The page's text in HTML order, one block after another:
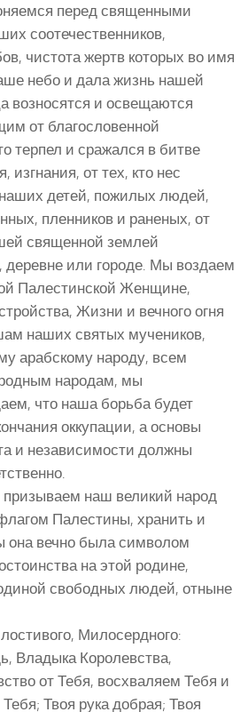
перед священными
соотечественников,
чистота жертв которых во имя
небо и дала жизнь нашей
возносятся и освещаются
от благословенной
терпел и сражался в битве
изгнания, от тех, кто нес
детей, пожилых людей,
пленников и раненых, от
священной землей
деревне или городе. Мы воздаем
Палестинской Женщине,
Жизни и вечного огня
наших святых мучеников,
арабскому народу, всем
народам, мы
что наша борьба будет
оккупации, а основы
и независимости должны
наш великий народ
Палестины, хранить и
она вечно была символом
на этой родине,
свободных людей, отныне
Милосердного:
Владыка Королевства,
от Тебя, восхваляем Тебя и
Твоя рука добрая; Твоя